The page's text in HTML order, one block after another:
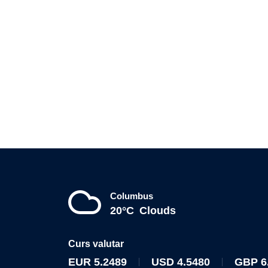
Columbus
20°C Clouds
Curs valutar
EUR 5.2489 USD 4.5480 GBP